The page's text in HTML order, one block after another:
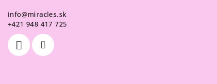
info@miracles.sk
+421 948 417 725